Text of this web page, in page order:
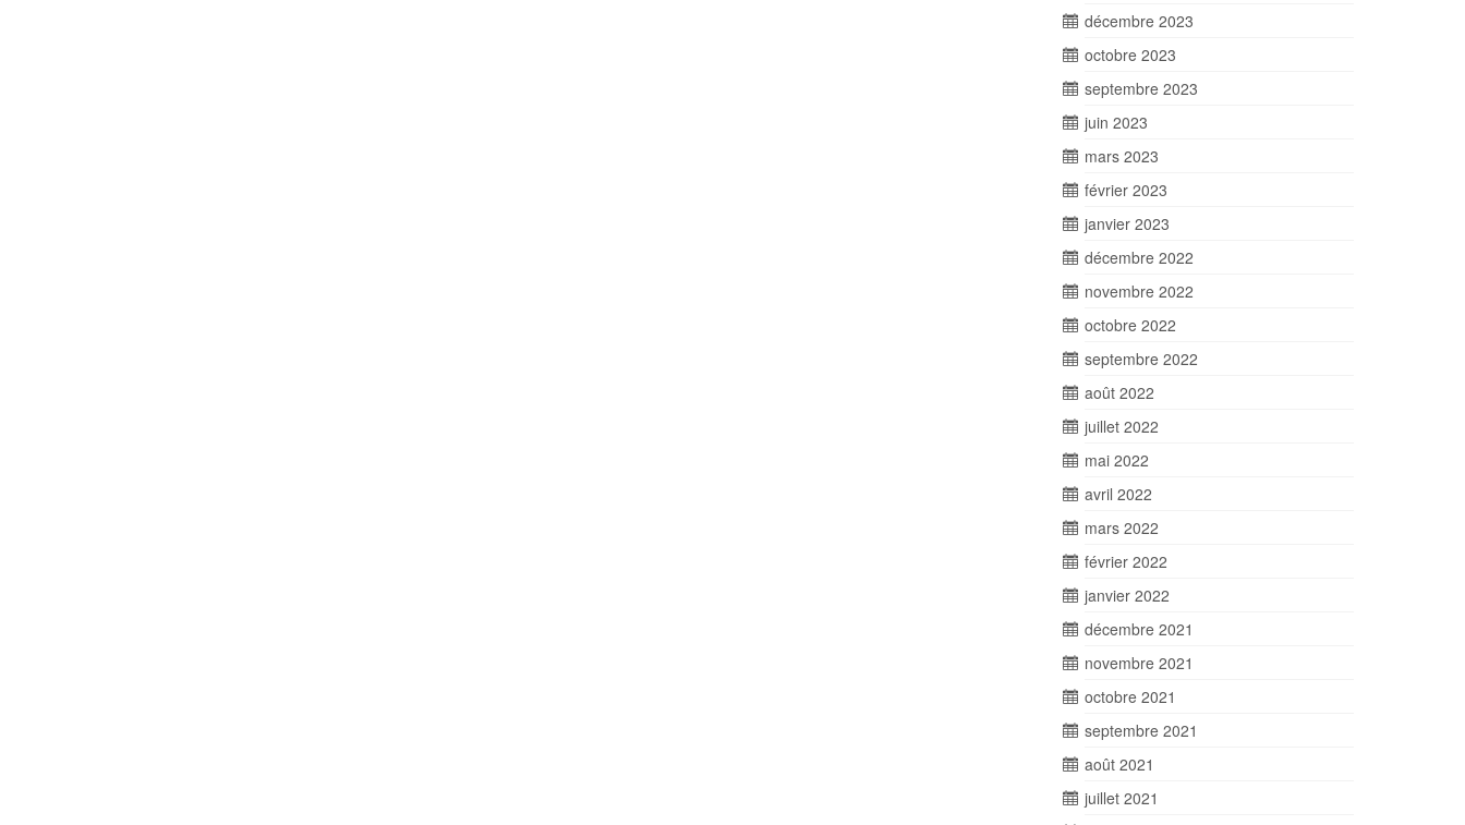
décembre 2023
octobre 2023
septembre 2023
juin 2023
mars 2023
février 2023
janvier 2023
décembre 2022
novembre 2022
octobre 2022
septembre 2022
août 2022
juillet 2022
mai 2022
avril 2022
mars 2022
février 2022
janvier 2022
décembre 2021
novembre 2021
octobre 2021
septembre 2021
août 2021
juillet 2021